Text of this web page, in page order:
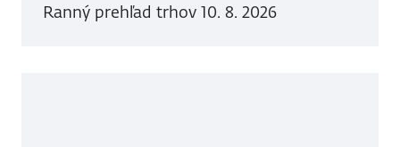
Ranný prehľad trhov 10. 8. 2026